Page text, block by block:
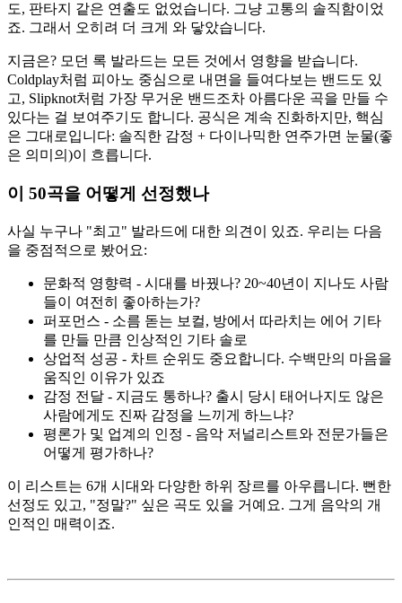
도, 판타지 같은 연출도 없었습니다. 그냥 고통의 솔직함이었
죠. 그래서 오히려 더 크게 와 닿았습니다.
지금은? 모던 록 발라드는 모든 것에서 영향을 받습니다.
Coldplay처럼 피아노 중심으로 내면을 들여다보는 밴드도 있
고, Slipknot처럼 가장 무거운 밴드조차 아름다운 곡을 만들 수
있다는 걸 보여주기도 합니다. 공식은 계속 진화하지만, 핵심
은 그대로입니다: 솔직한 감정 + 다이나믹한 연주가면 눈물(좋
은 의미의)이 흐릅니다.
이 50곡을 어떻게 선정했나
사실 누구나 "최고" 발라드에 대한 의견이 있죠. 우리는 다음
을 중점적으로 봤어요:
문화적 영향력 - 시대를 바꿨나? 20~40년이 지나도 사람
들이 여전히 좋아하는가?
퍼포먼스 - 소름 돋는 보컬, 방에서 따라치는 에어 기타
를 만들 만큼 인상적인 기타 솔로
상업적 성공 - 차트 순위도 중요합니다. 수백만의 마음을
움직인 이유가 있죠
감정 전달 - 지금도 통하나? 출시 당시 태어나지도 않은
사람에게도 진짜 감정을 느끼게 하느냐?
평론가 및 업계의 인정 - 음악 저널리스트와 전문가들은
어떻게 평가하나?
이 리스트는 6개 시대와 다양한 하위 장르를 아우릅니다. 뻔한
선정도 있고, "정말?" 싶은 곡도 있을 거예요. 그게 음악의 개
인적인 매력이죠.